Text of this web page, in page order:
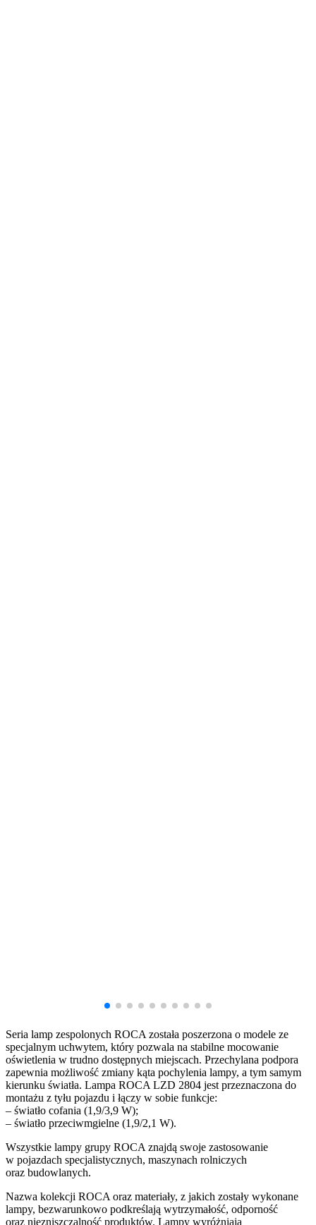
Seria lamp zespolonych ROCA została poszerzona o modele ze
specjalnym uchwytem, który pozwala na stabilne mocowanie
oświetlenia w trudno dostępnych miejscach. Przechylana podpora
zapewnia możliwość zmiany kąta pochylenia lampy, a tym samym
kierunku światła. Lampa ROCA LZD 2804 jest przeznaczona do
montażu z tyłu pojazdu i łączy w sobie funkcje:
– światło cofania (1,9/3,9 W);
– światło przeciwmgielne (1,9/2,1 W).
Wszystkie lampy grupy ROCA znajdą swoje zastosowanie
w pojazdach specjalistycznych, maszynach rolniczych
oraz budowlanych.
Nazwa kolekcji ROCA oraz materiały, z jakich zostały wykonane
lampy, bezwarunkowo podkreślają wytrzymałość, odporność
oraz niezniszczalność produktów. Lampy wyróżniają